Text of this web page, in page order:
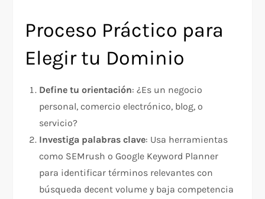
Proceso Práctico para
Elegir tu Dominio
Define tu orientación: ¿Es un negocio
personal, comercio electrónico, blog, o
servicio?
Investiga palabras clave: Usa herramientas
como SEMrush o Google Keyword Planner
para identificar términos relevantes con
búsqueda decent volume y baja competencia